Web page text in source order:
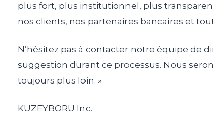
plus fort, plus institutionnel, plus
nos clients, nos partenaires bancaires et
N’hésitez pas à contacter notre équipe de
suggestion durant ce processus. Nous
toujours plus loin. »
KUZEYBORU Inc.